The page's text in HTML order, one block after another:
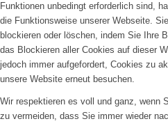
Funktionen unbedingt erforderlich sind,
die Funktionsweise unserer Webseite.
blockieren oder löschen, indem Sie Ihre
das Blockieren aller Cookies auf dieser
jedoch immer aufgefordert, Cookies zu
unsere Website erneut besuchen.
Wir respektieren es voll und ganz, wenn
zu vermeiden, dass Sie immer wieder